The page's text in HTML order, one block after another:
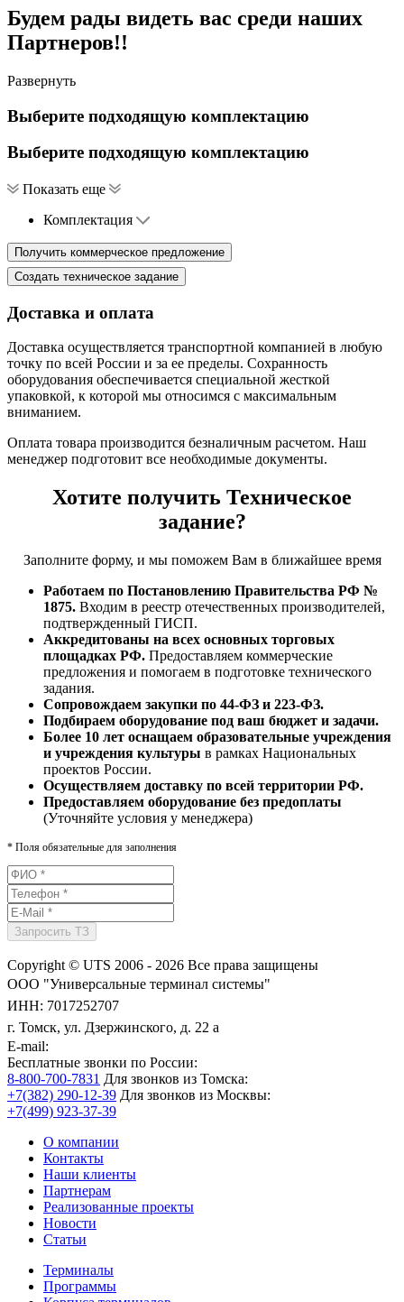
Будем рады видеть вас среди наших
Партнеров!!
Развернуть
Выберите подходящую комплектацию
Выберите подходящую комплектацию
Показать еще
Комплектация
Доставка и оплата
Доставка осуществляется транспортной компанией в любую
точку по всей России и за ее пределы. Сохранность
оборудования обеспечивается специальной жесткой
упаковкой, к которой мы относимся с максимальным
вниманием.
Оплата товара производится безналичным расчетом. Наш
менеджер подготовит все необходимые документы.
Хотите получить Техническое
задание?
Заполните форму, и мы поможем Вам в ближайшее время
Работаем по Постановлению Правительства РФ №
1875. Входим в реестр отечественных производителей,
подтвержденный ГИСП.
Аккредитованы на всех основных торговых
площадках РФ. Предоставляем коммерческие
предложения и помогаем в подготовке технического
задания.
Сопровождаем закупки по 44-ФЗ и 223-ФЗ.
Подбираем оборудование под ваш бюджет и задачи.
Более 10 лет оснащаем образовательные учреждения
и учреждения культуры в рамках Национальных
проектов России.
Осуществляем доставку по всей территории РФ.
Предоставляем оборудование без предоплаты
(Уточняйте условия у менеджера)
* Поля обязательные для заполнения
Copyright © UTS 2006 - 2026 Все права защищены
ООО "Универсальные терминал системы"
ИНН: 7017252707
г. Томск, ул. Дзержинского, д. 22 а
E-mail:
Бесплатные звонки по России:
8-800-700-7831 Для звонков из Томска:
+7(382) 290-12-39 Для звонков из Москвы:
+7(499) 923-37-39
О компании
Контакты
Наши клиенты
Партнерам
Реализованные проекты
Новости
Статьи
Терминалы
Программы